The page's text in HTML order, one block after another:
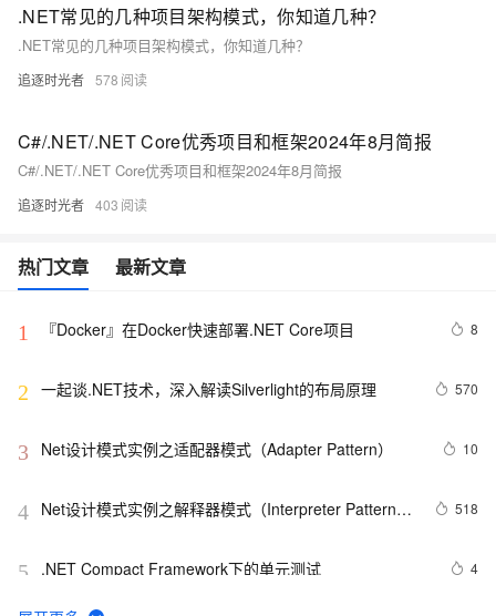
.NET常见的几种项目架构模式，你知道几种？
.NET常见的几种项目架构模式，你知道几种？
追逐时光者 578
C#/.NET/.NET Core优秀项目和框架2024年8月简报
C#/.NET/.NET Core优秀项目和框架2024年8月简报
追逐时光者 403
热门文章 最新文章
1 『Docker』在Docker快速部署.NET Core项目 8
2 一起谈.NET技术，深入解读Silverlight的布局原理 570
3 Net设计模式实例之适配器模式（Adapter Pattern） 10
4 Net设计模式实例之解释器模式（Interpreter Pattern）
518
5 .NET Compact Framework下的单元测试 4